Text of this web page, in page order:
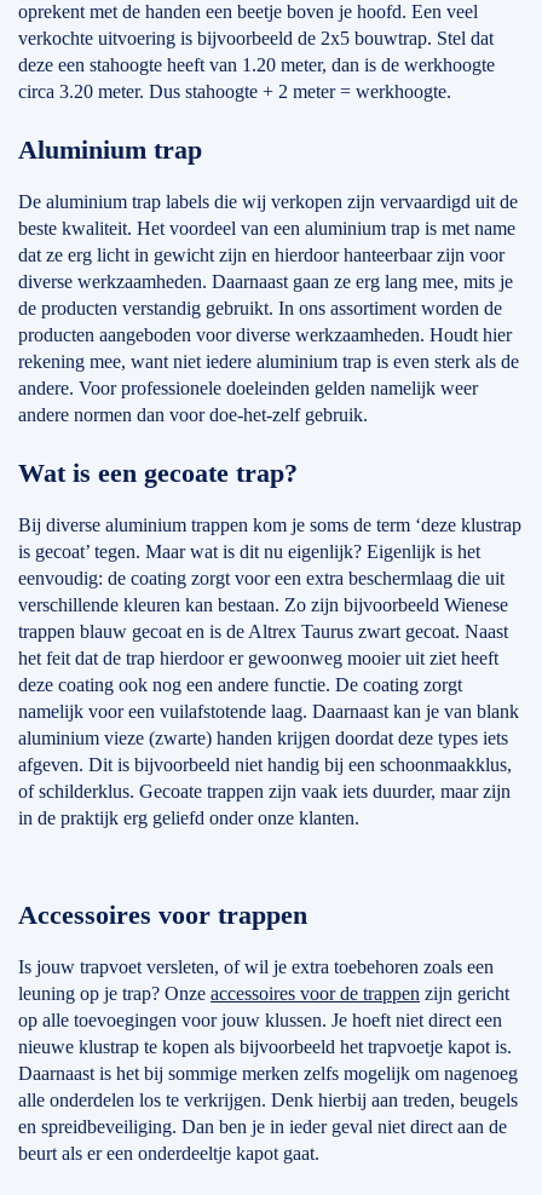
oprekent met de handen een beetje boven je hoofd. Een veel
verkochte uitvoering is bijvoorbeeld de 2x5 bouwtrap. Stel dat
deze een stahoogte heeft van 1.20 meter, dan is de werkhoogte
circa 3.20 meter. Dus stahoogte + 2 meter = werkhoogte.
Aluminium trap
De aluminium trap labels die wij verkopen zijn vervaardigd uit de
beste kwaliteit. Het voordeel van een aluminium trap is met name
dat ze erg licht in gewicht zijn en hierdoor hanteerbaar zijn voor
diverse werkzaamheden. Daarnaast gaan ze erg lang mee, mits je
de producten verstandig gebruikt. In ons assortiment worden de
producten aangeboden voor diverse werkzaamheden. Houdt hier
rekening mee, want niet iedere aluminium trap is even sterk als de
andere. Voor professionele doeleinden gelden namelijk weer
andere normen dan voor doe-het-zelf gebruik.
Wat is een gecoate trap?
Bij diverse aluminium trappen kom je soms de term ‘deze klustrap
is gecoat’ tegen. Maar wat is dit nu eigenlijk? Eigenlijk is het
eenvoudig: de coating zorgt voor een extra beschermlaag die uit
verschillende kleuren kan bestaan. Zo zijn bijvoorbeeld Wienese
trappen blauw gecoat en is de Altrex Taurus zwart gecoat. Naast
het feit dat de trap hierdoor er gewoonweg mooier uit ziet heeft
deze coating ook nog een andere functie. De coating zorgt
namelijk voor een vuilafstotende laag. Daarnaast kan je van blank
aluminium vieze (zwarte) handen krijgen doordat deze types iets
afgeven. Dit is bijvoorbeeld niet handig bij een schoonmaakklus,
of schilderklus. Gecoate trappen zijn vaak iets duurder, maar zijn
in de praktijk erg geliefd onder onze klanten.
Accessoires voor trappen
Is jouw trapvoet versleten, of wil je extra toebehoren zoals een
leuning op je trap? Onze accessoires voor de trappen zijn gericht
op alle toevoegingen voor jouw klussen. Je hoeft niet direct een
nieuwe klustrap te kopen als bijvoorbeeld het trapvoetje kapot is.
Daarnaast is het bij sommige merken zelfs mogelijk om nagenoeg
alle onderdelen los te verkrijgen. Denk hierbij aan treden, beugels
en spreidbeveiliging. Dan ben je in ieder geval niet direct aan de
beurt als er een onderdeeltje kapot gaat.